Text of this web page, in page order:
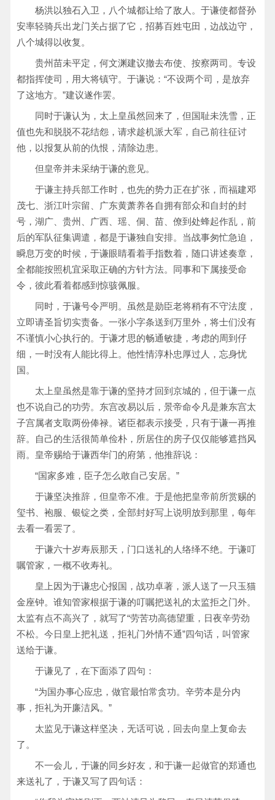
杨洪以独石入卫，八个城都让给了敌人。于谦使都督孙
安率轻骑兵出龙门关占据了它，招募百姓屯田，边战边守，
八个城得以收复。
贵州苗未平定，何文渊建议撤去布使、按察两司。专设
都指挥使司，用大将镇守。于谦说：“不设两个司，是放弃
了这地方。”建议遂作罢。
同时于谦认为，太上皇虽然回来了，但国耻未洗雪，正
值也先和脱脱不花结怨，请求趁机派大军，自己前往征讨
他，以报复从前的仇恨，清除边患。
但皇帝并未采纳于谦的意见。
于谦主持兵部工作时，也先的势力正在扩张，而福建邓
茂七、浙江叶宗留、广东黄萧养各自拥有部众和自封的封
号，湖广、贵州、广西、瑶、侗、苗、僚到处蜂起作乱，前
后的军队征集调遣，都是于谦独自安排。当战事匆忙急迫，
瞬息万变的时候，于谦眼睛看着手指数着，随口讲述奏章，
全都能按照机宜采取正确的方针方法。同事和下属接受命
令，彼此看着都感到惊骇佩服。
同时，于谦号令严明。虽然是勋臣老将稍有不守法度，
立即请圣旨切实责备。一张小字条送到万里外，将士们没有
不谨慎小心执行的。于谦才思的畅通敏捷，考虑的周到仔
细，一时没有人能比得上。他性情淳朴忠厚过人，忘身忧
国。
太上皇虽然是靠于谦的坚持才回到京城的，但于谦一点
也不说自己的功劳。东宫改易以后，景帝命令凡是兼东宫太
子宫属者支取两份俸禄。诸臣都表示接受，只有于谦一再推
辞。自己的生活很简单俭朴，所居住的房子仅仅能够遮挡风
雨。皇帝赐给于谦西华门的府第，他推辞说：
“国家多难，臣子怎么敢自己安居。”
于谦坚决推辞，但皇帝不准。于是他把皇帝前所赏赐的
玺书、袍服、银锭之类，全部封好写上说明放到那里，每年
去看一看罢了。
于谦六十岁寿辰那天，门口送礼的人络绎不绝。于谦叮
嘱管家，一概不收寿礼。
皇上因为于谦忠心报国，战功卓著，派人送了一只玉猫
金座钟。谁知管家根据于谦的叮嘱把送礼的太监拒之门外。
太监有点不高兴了，就写了“劳苦功高德望重，日夜辛劳劲
不松。今日皇上把礼送，拒礼门外情不通”四句话，叫管家
送给于谦。
于谦见了，在下面添了四句：
“为国办事心应忠，做官最怕常贪功。辛劳本是分内
事，拒礼为开廉洁风。”
太监见于谦这样坚决，无话可说，回去向皇上复命去
了。
不一会儿，于谦的同乡好友，和于谦一起做官的郑通也
来送礼了，于谦又写了四句话：